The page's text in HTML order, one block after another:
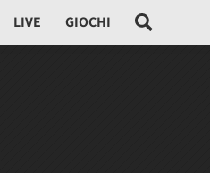
LIVE GIOCHI